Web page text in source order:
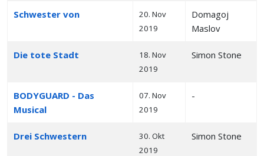
Schwester von
20. Nov
2019
Domagoj
Maslov
Die tote Stadt
18. Nov
2019
Simon Stone
BODYGUARD - Das
Musical
07. Nov
2019
-
Drei Schwestern
30. Okt
2019
Simon Stone